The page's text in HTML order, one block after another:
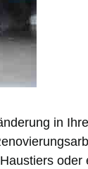
in
oder